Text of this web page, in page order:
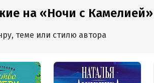
на «Ночи с Камелией»
теме или стилю автора